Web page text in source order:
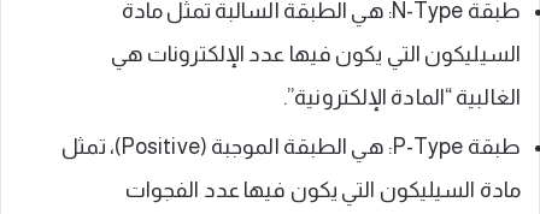
طبقة N-Type: هي الطبقة السالبة تمثل مادة
السيليكون التي يكون فيها عدد الإلكترونات هي
الغالبية “المادة الإلكترونية”.
طبقة P-Type: هي الطبقة الموجبة (Positive)، تمثل
مادة السيليكون التي يكون فيها عدد الفجوات